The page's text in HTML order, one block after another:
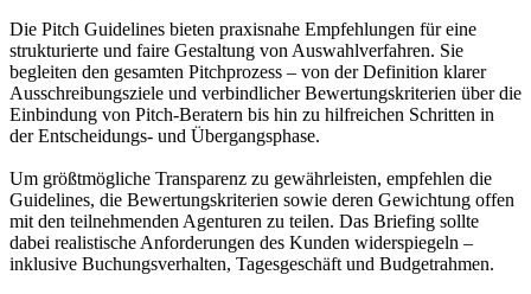
Die Pitch Guidelines bieten praxisnahe Empfehlungen für eine
strukturierte und faire Gestaltung von Auswahlverfahren. Sie
begleiten den gesamten Pitchprozess – von der Definition klarer
Ausschreibungsziele und verbindlicher Bewertungskriterien über die
Einbindung von Pitch-Beratern bis hin zu hilfreichen Schritten in
der Entscheidungs- und Übergangsphase.
Um größtmögliche Transparenz zu gewährleisten, empfehlen die
Guidelines, die Bewertungskriterien sowie deren Gewichtung offen
mit den teilnehmenden Agenturen zu teilen. Das Briefing sollte
dabei realistische Anforderungen des Kunden widerspiegeln –
inklusive Buchungsverhalten, Tagesgeschäft und Budgetrahmen.